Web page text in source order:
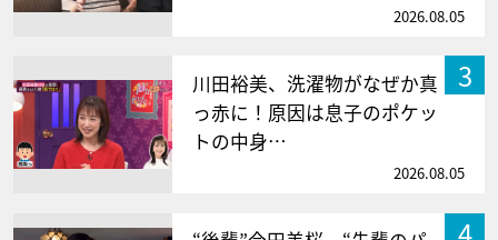
2026.08.05
3
川田裕美、洗濯物がなぜか真
っ赤に！原因は息子のポケッ
トの中身…
2026.08.05